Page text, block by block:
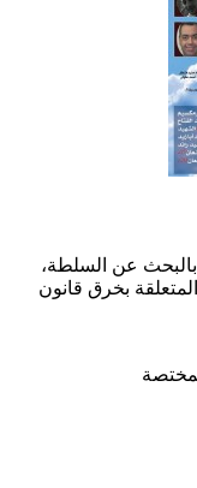
بالبحث عن السلطة،
بخرق قانون